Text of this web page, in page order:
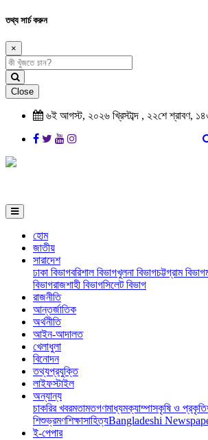
তথ্য সার্চ করুন
×
Close
৬ই আগস্ট, ২০২৬ খ্রিস্টাব্দ , ২২শে শ্রাবণ,
হোম
জাতীয়
সারাদেশ
ঢাকা বিভাগবরিশাল বিভাগখুলনা বিভাগচট্টগ্রাম বিভাগ
বিভাগরাজশাহী বিভাগসিলেট বিভাগ
রাজনীতি
আন্তর্জাতিক
অর্থনীতি
আইন-আদালত
খেলাধুলা
বিনোদন
তথ্যপ্রযুক্তি
লাইফস্টাইল
অন্যান্য
চাকরির খবরমতামতগণমাধ্যমক্যাম্পাসকৃষি ও প্রকৃতি
শিশুভ্রমণশিক্ষাসাহিত্যBangladeshi
ই-পেপার